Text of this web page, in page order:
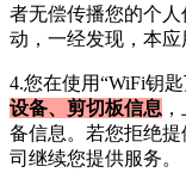
者无偿传播您的个
动，一经发现，本应
4.您在使用“WiFi钥
设备、剪切板信息
备信息。若您拒绝
司继续您提供服务。